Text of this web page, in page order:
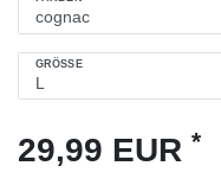
GRÖSSE
29,99 EUR *